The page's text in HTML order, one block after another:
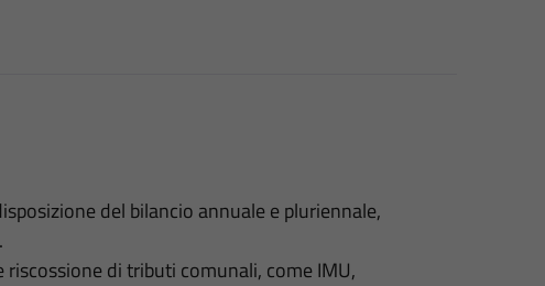
del bilancio annuale e pluriennale,
riscossione di tributi comunali, come IMU,